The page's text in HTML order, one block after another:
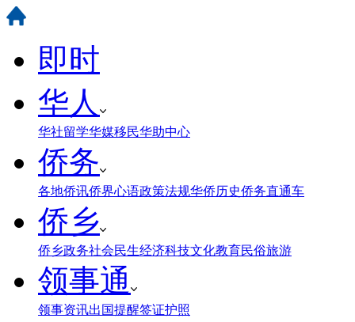
即时
华人
华社留学华媒移民华助中心
侨务
各地侨讯侨界心语政策法规华侨历史侨务直通车
侨乡
侨乡政务社会民生经济科技文化教育民俗旅游
领事通
领事资讯出国提醒签证护照